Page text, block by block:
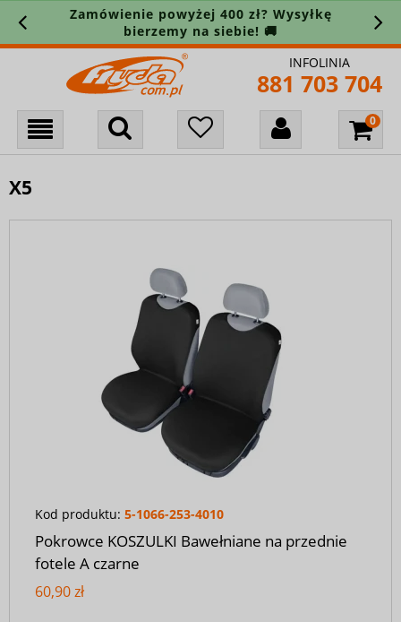
Zamówienie powyżej 400 zł? Wysyłkę
bierzemy na siebie! 🚚
INFOLINIA
881 703 704
X5
Kod produktu: 5-1066-253-4010
Pokrowce KOSZULKI Bawełniane na przednie
fotele A czarne
60,90 zł